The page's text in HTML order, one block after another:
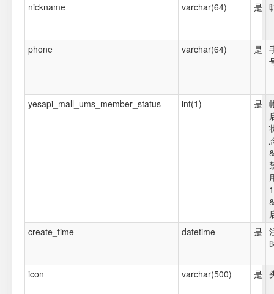
nickname varchar(64) 是
phone varchar(64) 是
yesapi_mall_ums_member_status int(1) 是
create_time
datetime 是
icon varchar(500) 是